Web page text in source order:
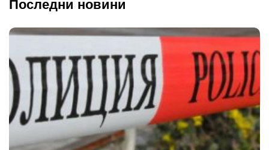
Последни новини